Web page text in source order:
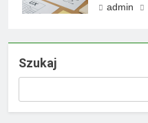
admin
Szukaj